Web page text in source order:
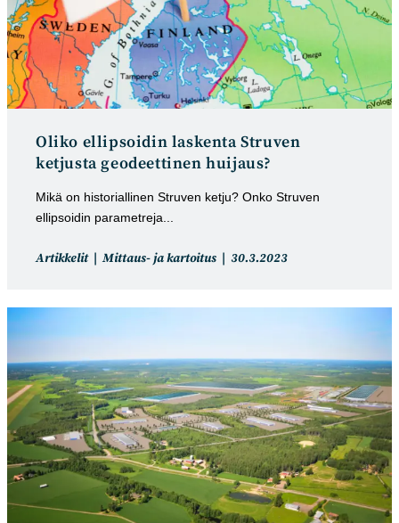
Oliko ellipsoidin laskenta Struven
ketjusta geodeettinen huijaus?
Mikä on historiallinen Struven ketju? Onko Struven
ellipsoidin parametreja...
Artikkelin
Artikkelit Mittaus- ja kartoitus
Artikkeli
30.3.2023